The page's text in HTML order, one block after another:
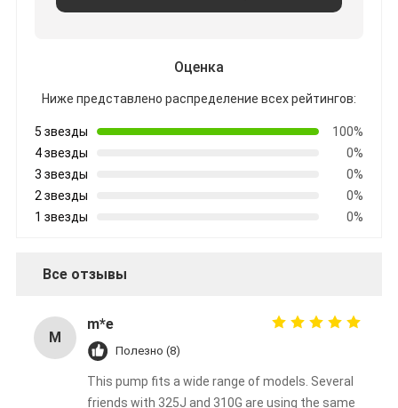
Оценка
Ниже представлено распределение всех рейтингов:
5 звезды
100%
4 звезды
0%
3 звезды
0%
2 звезды
0%
1 звезды
0%
Все отзывы
M
m*e
Полезно (8)
This pump fits a wide range of models. Several
friends with 325J and 310G are using the same